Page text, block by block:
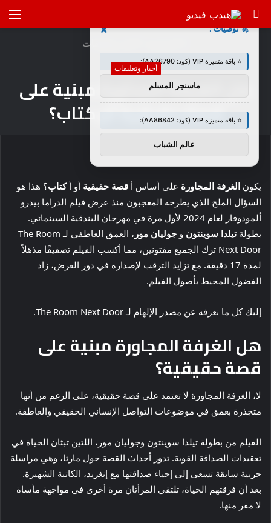
بحث
عن
الرئيسية/أخبار وتعليقات
أخبار وتعليقات
هل الغرفة المجاورة مبنية على
قصة حقيقية أم كتاب؟
يكون الغرفة المجاورة على أساس أ قصة حقيقية أو أكتاب؟ هذا هو
السؤال الملح الذي يطرحه المعجبون منذ عرض فيلم الدراما بيدرو
ألمودوفار لعام 2024 لأول مرة في مهرجان البندقية السينمائي.
بطولةتيلدا سوينتون و جوليان مور
، العمق العاطفي لـ The Room
Next Door ترك الجميع مفتونين، مما أكسب الفيلم تصفيقًا مذهلاً
لمدة 17 دقيقة. مع تزايد الترقب لإصداره في دور العرض، زاد
الفضول المحيط بأصول الفيلم.
إليك كل ما نعرفه عن مصدر الإلهام لـ The Room Next Door.
هل الغرفة المجاورة مبنية على
قصة حقيقية؟
لا، الغرفة المجاورة لا تعتمد على قصة حقيقية، على الرغم من أنها
متجذرة بعمق في موضوعات التواصل الإنساني الحقيقي والعاطفة.
الفيلم من بطولة تيلدا سوينتون وجوليان مور، اللتين تبثان الحياة في
تعقيدات الصداقة القوية. تدور أحداث القصة حول مارثا، وهي مراسلة
حربية سابقة تسعى إلى إحياء صداقتها مع إنغريد، الكاتبة الشهيرة.
بعد أن فرقتهم الحياة، تلتقي المرأتان مرة أخرى في مواجهة مأساة
لا مفر منها.
🚀 توصيات : ×
⭐ باقة متميزة VIP (كود: AA26790):
ماسنجر المسلم
⭐ باقة متميزة VIP (كود: AA86842):
عالم الشباب